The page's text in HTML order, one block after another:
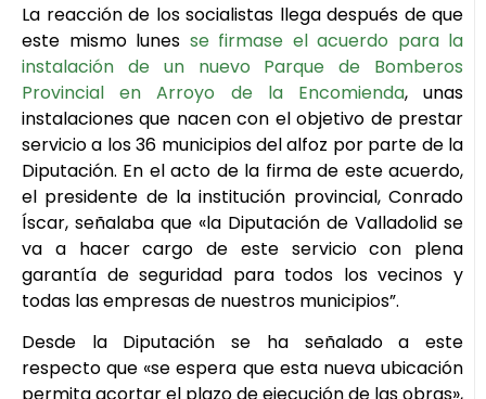
La reacción de los socialistas llega después de que
este mismo lunes se firmase el acuerdo para la
instalación de un nuevo Parque de Bomberos
Provincial en Arroyo de la Encomienda, unas
instalaciones que nacen con el objetivo de prestar
servicio a los 36 municipios del alfoz por parte de la
Diputación. En el acto de la firma de este acuerdo,
el presidente de la institución provincial, Conrado
Íscar, señalaba que «la Diputación de Valladolid se
va a hacer cargo de este servicio con plena
garantía de seguridad para todos los vecinos y
todas las empresas de nuestros municipios”.
Desde la Diputación se ha señalado a este
respecto que «se espera que esta nueva ubicación